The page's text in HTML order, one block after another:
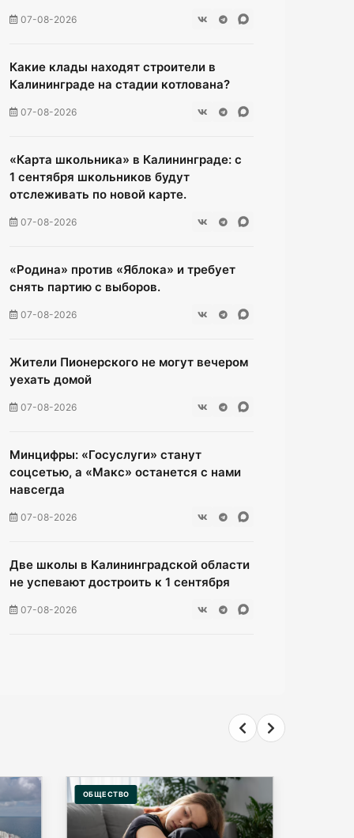
07-08-2026
Какие клады находят строители в
Калининграде на стадии котлована?
07-08-2026
«Карта школьника» в Калининграде: с
1 сентября школьников будут
отслеживать по новой карте.
07-08-2026
«Родина» против «Яблока» и требует
снять партию с выборов.
07-08-2026
Жители Пионерского не могут вечером
уехать домой
07-08-2026
Минцифры: «Госуслуги» станут
соцсетью, а «Макс» останется с нами
навсегда
07-08-2026
Две школы в Калининградской области
не успевают достроить к 1 сентября
07-08-2026
07-08-2026 ОБЩЕСТВО